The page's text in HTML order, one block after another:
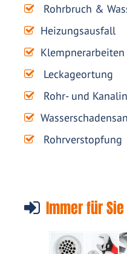
Rohrbruch &
Heizungsausfall
Klempnerarbeiten
Leckageortung
Rohr- und
Rohrverstopfung
Immer für